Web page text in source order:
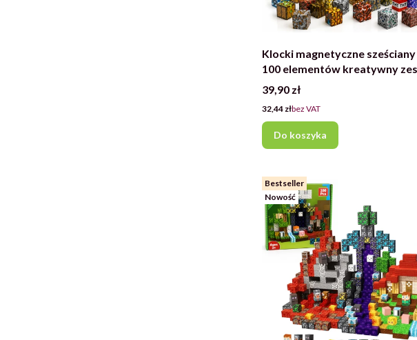
Klocki magnetyczne
100 elementów kreatywny
konstrukcyjny
Cena
39,90 zł
Cena
32,44 złbez VAT
Do koszyka
Bestseller
Nowość